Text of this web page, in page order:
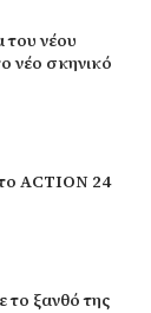
του νέου
νέο σκηνικό
ACTION 24
το ξανθό της